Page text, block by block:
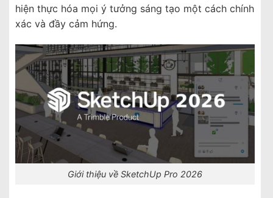
hiện thực hóa mọi ý tưởng sáng tạo một cách chính
xác và đầy cảm hứng.
Giới thiệu về SketchUp Pro 2026